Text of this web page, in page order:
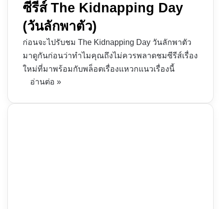
ซีรีส์ The Kidnapping Day
(วันลักพาตัว)
ก่อนจะไปรับชม The Kidnapping Day วันลักพาตัว
มาดูกันก่อนว่าทำไมคุณถึงไม่ควรพลาดชมซีรีส์เรื่อง
ใหม่ที่มาพร้อมกับพล็อตเรื่องแหวกแนวเรื่องนี้
อ่านต่อ »